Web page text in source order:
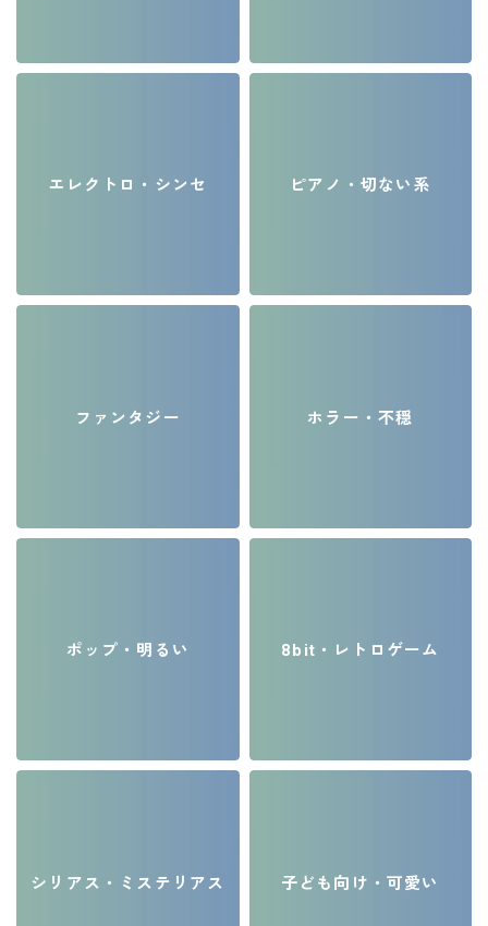
エレクトロ・シンセ ピアノ・切ない系
ファンタジー ホラー・不穏
ポップ・明るい 8bit・レトロゲーム
シリアス・ミステリアス 子ども向け・可愛い